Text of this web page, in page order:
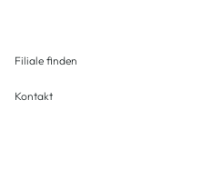
Filiale finden
Kontakt